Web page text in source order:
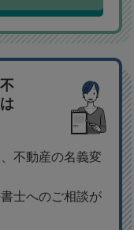
不動産の名義変
士へのご相談が